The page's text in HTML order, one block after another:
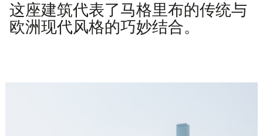
这座建筑代表了马格里布的传统与
欧洲现代风格的巧妙结合。